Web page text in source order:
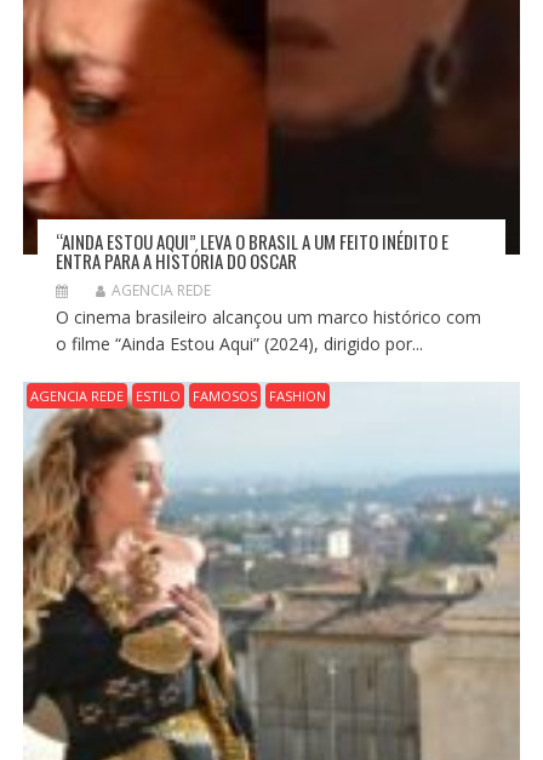
“AINDA ESTOU AQUI” LEVA O BRASIL A UM FEITO INÉDITO E
ENTRA PARA A HISTÓRIA DO OSCAR
AGENCIA REDE
O cinema brasileiro alcançou um marco histórico com
o filme “Ainda Estou Aqui” (2024), dirigido por...
AGENCIA REDE ESTILO FAMOSOS FASHION